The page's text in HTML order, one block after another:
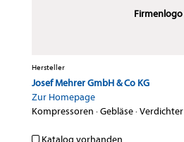
Firmenlogo
Hersteller
Josef Mehrer GmbH & Co KG
Zur Homepage
Kompressoren ·Gebläse·Verdichter